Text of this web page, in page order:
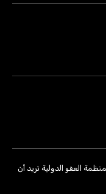
العفو الدولية تريد أن